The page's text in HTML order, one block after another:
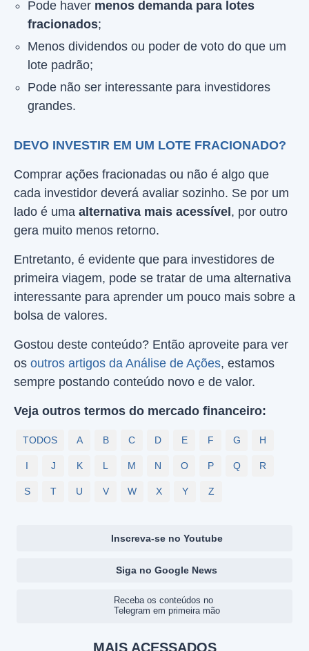
Pode haver menos demanda para lotes
fracionados;
Menos dividendos ou poder de voto do que um
lote padrão;
Pode não ser interessante para investidores
grandes.
DEVO INVESTIR EM UM LOTE FRACIONADO?
Comprar ações fracionadas ou não é algo que
cada investidor deverá avaliar sozinho. Se por um
lado é uma alternativa mais acessível , por outro
gera muito menos retorno.
Entretanto, é evidente que para investidores de
primeira viagem, pode se tratar de uma alternativa
interessante para aprender um pouco mais sobre a
bolsa de valores.
Gostou deste conteúdo? Então aproveite para ver
os outros artigos da Análise de Ações, estamos
sempre postando conteúdo novo e de valor.
Veja outros termos do mercado financeiro:
TODOS A B C D E F G H
I J K L M N O P Q R
S T U V W X Y Z
Inscreva-se no Youtube
Siga no Google News
Receba os conteúdos no
Telegram em primeira mão
MAIS ACESSADOS